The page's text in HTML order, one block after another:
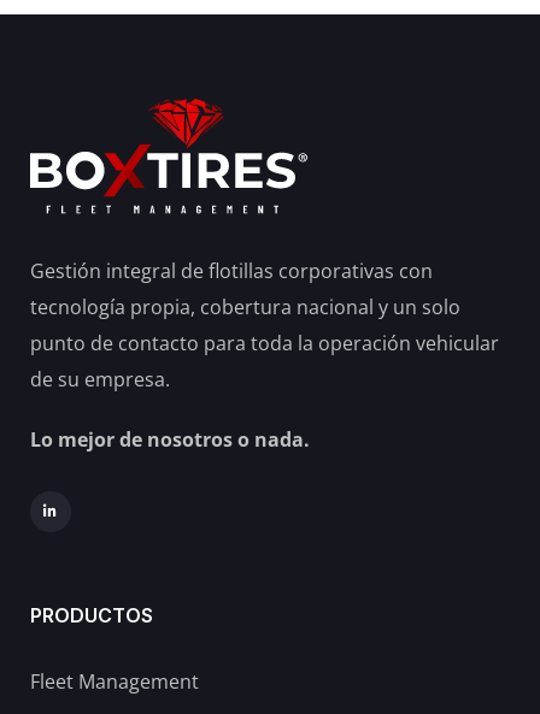
Gestión integral de flotillas corporativas con
tecnología propia, cobertura nacional y un solo
punto de contacto para toda la operación vehicular
de su empresa.
Lo mejor de nosotros o nada.
PRODUCTOS
Fleet Management